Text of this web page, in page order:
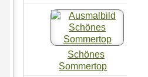
Schönes
Sommertop